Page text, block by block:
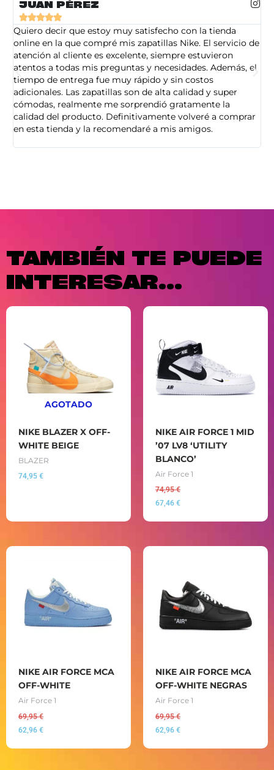
JUAN PÉREZ

Quiero decir que estoy muy satisfecho con la tienda
online en la que compré mis zapatillas Nike. El servicio de
atención al cliente es excelente, siempre estuvieron
atentos a todas mis preguntas y necesidades. Además, el
tiempo de entrega fue muy rápido y sin costos
adicionales. Las zapatillas son de alta calidad y super
cómodas, realmente me sorprendió gratamente la
calidad del producto. Definitivamente volveré a comprar
en esta tienda y la recomendaré a mis amigos.
TAMBIÉN TE PUEDE
INTERESAR...
AGOTADO
NIKE BLAZER X OFF-
WHITE BEIGE
BLAZER
74,95 €
NIKE AIR FORCE 1 MID
’07 LV8 ‘UTILITY
BLANCO’
Air Force 1
74,95€
67,46 €
NIKE AIR FORCE MCA
OFF-WHITE
Air Force 1
69,95€
62,96 €
NIKE AIR FORCE MCA
OFF-WHITE NEGRAS
Air Force 1
69,95€
62,96 €